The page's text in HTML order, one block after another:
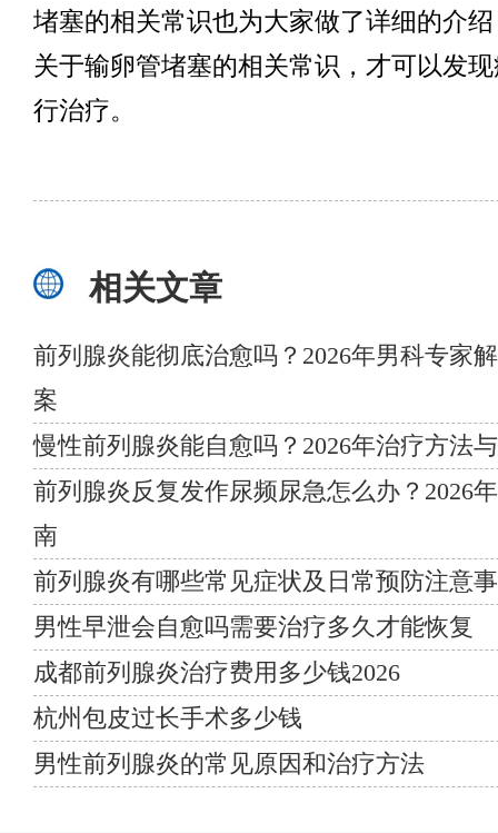
堵塞的相关常识也为大家做了详细的介
关于输卵管堵塞的相关常识，才可以发
行治疗。
相关文章
前列腺炎能彻底治愈吗？2026年男科专家
案
慢性前列腺炎能自愈吗？2026年治疗方法
前列腺炎反复发作尿频尿急怎么办？2026
南
前列腺炎有哪些常见症状及日常预防注意
男性早泄会自愈吗需要治疗多久才能恢复
成都前列腺炎治疗费用多少钱2026
杭州包皮过长手术多少钱
男性前列腺炎的常见原因和治疗方法